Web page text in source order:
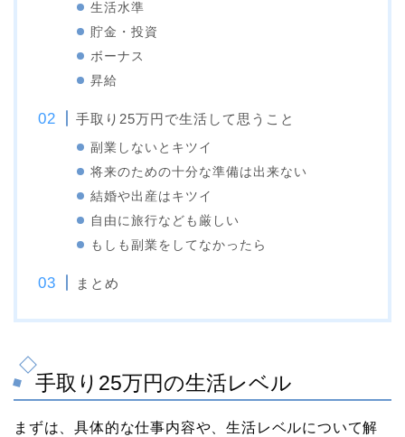
生活水準
貯金・投資
ボーナス
昇給
手取り25万円で生活して思うこと
副業しないとキツイ
将来のための十分な準備は出来ない
結婚や出産はキツイ
自由に旅行なども厳しい
もしも副業をしてなかったら
まとめ
手取り25万円の生活レベル
まずは、具体的な仕事内容や、生活レベルについて解